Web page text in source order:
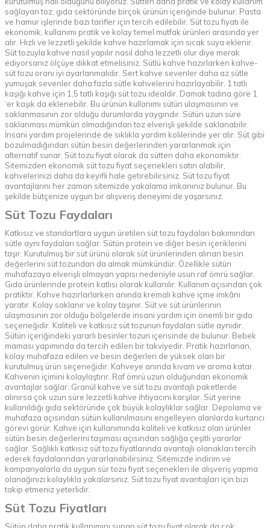
sağlayan toz, gıda sektöründe birçok ürünün içeriğinde bulunur. Pasta
ve hamur işlerinde bazı tarifler için tercih edilebilir. Süt tozu fiyatı ile
ekonomik, kullanımı pratik ve kolay temel mutfak ürünleri arasında yer
alır. Hızlı ve lezzetli şekilde kahve hazırlamak için sıcak suya eklenir.
Süt tozuyla kahve nasıl yapılır nasıl daha lezzetli olur diye merak
ediyorsanız ölçüye dikkat etmelisiniz. Sütlü kahve hazırlarken kahve-
süt tozu oranı iyi ayarlanmalıdır. Sert kahve sevenler daha az sütle
yumuşak sevenler daha fazla sütle kahvelerini hazırlayabilir. 1 tatlı
kaşığı kahve için 1,5 tatlı kaşığı süt tozu idealdir. Damak tadına göre 1
‘er kaşık da eklenebilir. Bu ürünün kullanımı sütün ulaşmasının ve
saklanmasının zor olduğu durumlarda yaygındır. Sütün uzun süre
saklanması mümkün olmadığından toz elverişli şekilde saklanabilir.
İnsani yardım projelerinde de sıklıkla yardım kolilerinde yer alır. Süt gibi
bozulmadığından sütün besin değerlerinden yararlanmak için
alternatif sunar. Süt tozu fiyat olarak da sütten daha ekonomiktir.
Sitemizden ekonomik süt tozu fiyat seçenekleri satın alabilir,
kahvelerinizi daha da keyifli hale getirebilirsiniz. Süt tozu fiyat
avantajlarını her zaman sitemizde yakalama imkanınız bulunur. Bu
şekilde bütçenize uygun bir alışveriş deneyimi de yaşarsınız.
Süt Tozu Faydaları
Katkısız ve standartlara uygun üretilen süt tozu faydaları bakımından
sütle aynı faydaları sağlar. Sütün protein ve diğer besin içeriklerini
taşır. Kurutulmuş bir süt ürünü olarak süt ürünlerinden alınan besin
değerlerini süt tozundan da almak mümkündür. Özellikle sütün
muhafazaya elverişli olmayan yapısı nedeniyle usun raf ömrü sağlar.
Gıda ürünlerinde protein katlısı olarak kullanılır. Kullanım açısından çok
pratiktir. Kahve hazırlarlarken anında kremalı kahve içme imkânı
yaratır. Kolay saklanır ve kolay taşınır. Süt ve süt ürünlerinin
ulaşmasının zor olduğu bölgelerde insani yardım için önemli bir gıda
seçeneğidir. Kaliteli ve katkısız süt tozunun faydaları sütle aynıdır.
Sütün içeriğindeki yararlı besinler tozun içerisinde de bulunur. Bebek
maması yapımında da tercih edilen bir takviyedir. Pratik hazırlanan,
kolay muhafaza edilen ve besin değerleri de yüksek olan bir
kurutulmuş ürün seçeneğidir. Kahveye anında kıvam ve aroma katar.
Kahvenin içimini kolaylaştırır. Raf ömrü uzun olduğundan ekonomik
avantajlar sağlar. Granül kahve ve süt tozu avantajlı paketlerde
alınırsa çok uzun süre lezzetli kahve ihtiyacını karşılar. Süt yerine
kullanıldığı gıda sektöründe çok büyük kolaylıklar sağlar. Depolama ve
muhafaza açısından sütün kullanılmasını engelleyen alanlarda kurtarıcı
görevi görür. Kahve için kullanımında kaliteli ve katkısız olan ürünler
sütün besin değerlerini taşıması açısından sağlığa çeşitli yararlar
sağlar. Sağlıklı katkısız süt tozu fiyatlarında avantajlı olanakları tercih
ederek faydalarından yararlanabilirsiniz. Sitemizde indirim ve
kampanyalarla da uygun sür tozu fiyat seçenekleri ile alışveriş yapma
olanağınızı kolaylıkla yakalarsınız. Süt tozu fiyat avantajları için bizi
takip etmeniz yeterlidir.
Süt Tozu Fiyatları